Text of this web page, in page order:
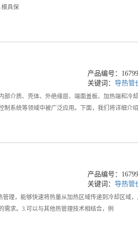
模具保
产品编号：
关键词： 导热管
部介质、壳体、外绝缘层、端面盖板、加热端和冷
制系统等领域中被广泛应用。下面，我们将详细介
产品编号：
关键词： 导热管
理，能够快速将热量从加热区域传递到冷却区域
求。3.可以与其他热管理技术相结合，例